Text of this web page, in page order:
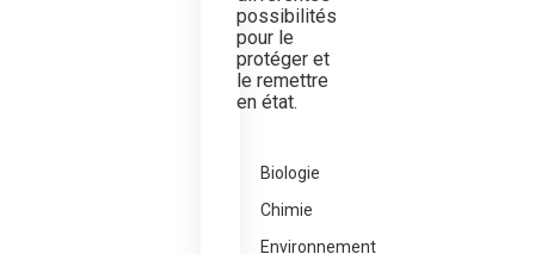
possibilités
pour le
protéger et
le remettre
en état.
Biologie
Chimie
Environnement